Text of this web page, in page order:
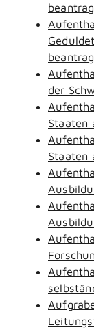
der
Staaten
Staaten